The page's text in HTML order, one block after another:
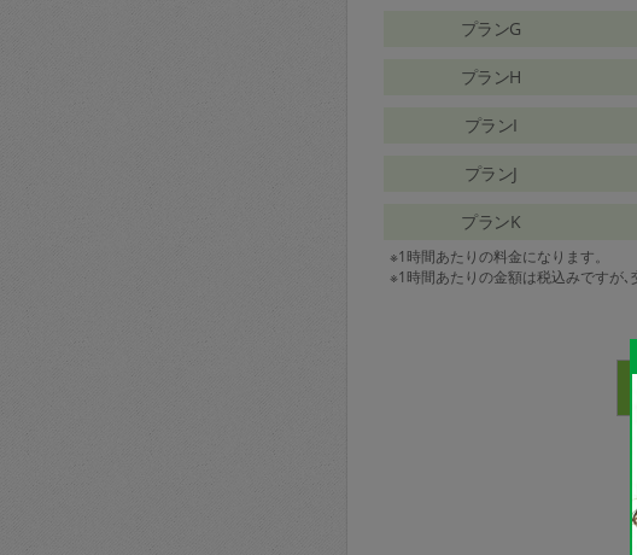
プランG
プランH
プランI
プランJ
プランK
※1時間あたりの料金になります。
※1時間あたりの金額は税込みですが